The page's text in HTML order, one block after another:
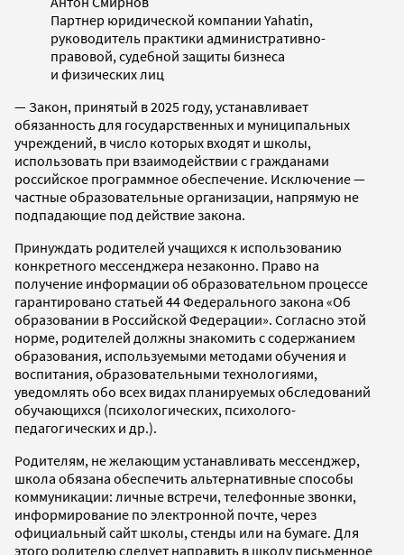
Партнер юридической компании Yahatin,
руководитель практики административно-
правовой, судебной защиты бизнеса
и физических лиц
— Закон, принятый в 2025 году, устанавливает
обязанность для государственных и муниципальных
учреждений, в число которых входят и школы,
использовать при взаимодействии с гражданами
российское программное обеспечение. Исключение —
частные образовательные организации, напрямую не
подпадающие под действие закона.
Принуждать родителей учащихся к использованию
конкретного мессенджера незаконно. Право на
получение информации об образовательном процессе
гарантировано статьей 44 Федерального закона «Об
образовании в Российской Федерации». Согласно этой
норме, родителей должны знакомить с содержанием
образования, используемыми методами обучения и
воспитания, образовательными технологиями,
уведомлять обо всех видах планируемых обследований
обучающихся (психологических, психолого-
педагогических и др.).
Родителям, не желающим устанавливать мессенджер,
школа обязана обеспечить альтернативные способы
коммуникации: личные встречи, телефонные звонки,
информирование по электронной почте, через
официальный сайт школы, стенды или на бумаге. Для
этого родителю следует направить в школу письменное